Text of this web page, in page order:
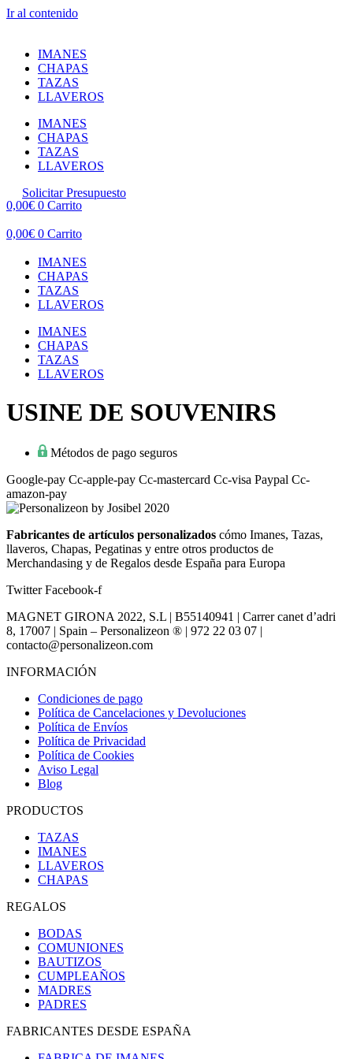
Ir al contenido
IMANES
CHAPAS
TAZAS
LLAVEROS
IMANES
CHAPAS
TAZAS
LLAVEROS
Solicitar Presupuesto
0,00€ 0 Carrito
0,00€ 0 Carrito
IMANES
CHAPAS
TAZAS
LLAVEROS
IMANES
CHAPAS
TAZAS
LLAVEROS
USINE DE SOUVENIRS
Métodos de pago seguros
Google-pay Cc-apple-pay Cc-mastercard Cc-visa Paypal Cc-
amazon-pay
Fabricantes de artículos personalizados cómo Imanes, Tazas,
llaveros, Chapas, Pegatinas y entre otros productos de
Merchandasing y de Regalos desde España para Europa
Twitter Facebook-f
MAGNET GIRONA 2022, S.L | B55140941 | Carrer canet d’adri
8, 17007 | Spain – Personalizeon ® | 972 22 03 07 |
contacto@personalizeon.com
INFORMACIÓN
Condiciones de pago
Política de Cancelaciones y Devoluciones
Política de Envíos
Política de Privacidad
Política de Cookies
Aviso Legal
Blog
PRODUCTOS
TAZAS
IMANES
LLAVEROS
CHAPAS
REGALOS
BODAS
COMUNIONES
BAUTIZOS
CUMPLEAÑOS
MADRES
PADRES
FABRICANTES DESDE ESPAÑA